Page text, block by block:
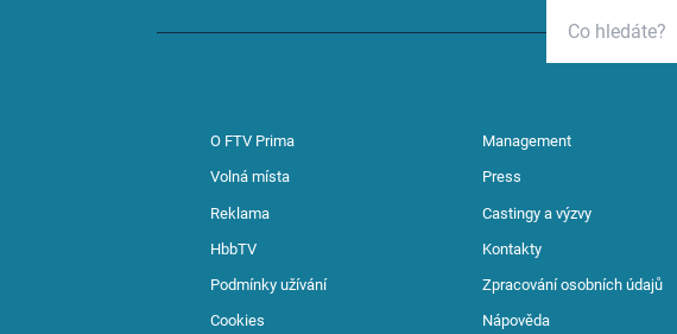
O FTV Prima Management
Volná místa Press
Reklama Castingy a výzvy
HbbTV Kontakty
Podmínky užívání Zpracování osobních údajů
Cookies Nápověda